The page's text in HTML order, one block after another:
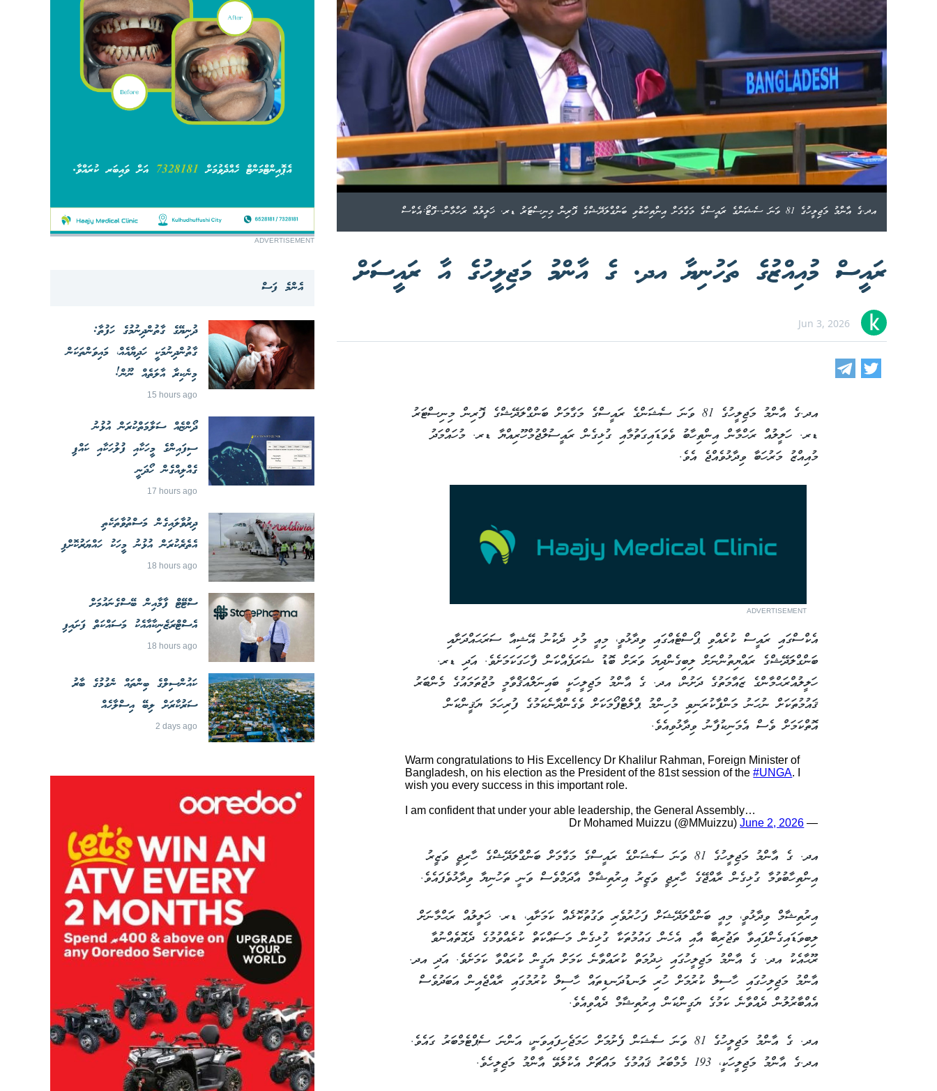
އދ.ގެ އާންމު މަޖިލީހުގެ 81 ވަނަ ސެޝަންގެ ރައީސްގެ މަގާމަށް އިންތިހާބުވި ބަންގްލަދޭޝްގެ ފޮރިން މިނިސްޓަރު ޑރ. ޚަލީލުއް ރަހްމާން--ފޮޓޯ:އެކްސް
ރައީސް މުއިއްޒުގެ ތަހުނިޔާ އދ. ގެ އާންމު މަޖިލީހުގެ އާ ރައީސަށް
Jun 3, 2026
އދ.ގެ އާންމު މަޖިލީހުގެ 81 ވަނަ ސެޝަންގެ ރައީސްގެ މަގާމަށް ބަންގްލަދޭޝްގެ ފޮރިން މިނިސްޓަރު
ޑރ. ހަލީލުއް ރަހްމާން އިންތިހާބު ވެވަޑައިގަތުމާއި ގުޅިގެން ރައީސުލްޖުމްހޫރިއްޔާ ޑރ. މުހައްމަދު
މުއިއްޒު މަރުހަބާ ވިދާޅުވެއްޖެ އެވެ.
ADVERTISEMENT
އެކްސްގައި ރައީސް ކުރެއްވި ޕޯސްޓެއްގައި ވިދާޅުވީ، މިއީ މުޅި ދެކުނު އޭޝިއާ ސަރަޙައްދަށާއި
ބަންގްލަދޭޝްގެ ރައްޔިތުންނަށް ލިބިގެންދިޔަ ވަރަށް ބޮޑު ޝަރަފެއްކަން ފާހަގަކަމަށެވެ. އަދި ޑރ.
ހަލީލުއްރަޙްމާންގެ ޒައާމަތުގެ ދަށުން، އދ. ގެ އާންމު މަޖިލީހަކީ ބައިނަލްއަޤްވާމީ މުޖުތަމައުގެ މެންބަރު
ޤައުމުތަކަށް ނުހަނު މަންފާކުރަނިވި މުހިންމު ޕްލެޓްފޯމަކަށް ވެގެންދާނެކަމުގެ ފުރިހަމަ ޔަޤީންކަން
އޮތްކަމަށް ވެސް އެމަނިކުފާނު ވިދާޅުވިއެވެ.
Warm congratulations to His Excellency Dr Khalilur Rahman, Foreign Minister of
Bangladesh, on his election as the President of the 81st session of the#UNGA. I
wish you every success in this important role.
I am confident that under your able leadership, the General Assembly…
— Dr Mohamed Muizzu (@MMuizzu)
June 2, 2026
އދ. ގެ އާންމު މަޖިލީހުގެ 81 ވަނަ ސެޝަންގެ ރައީސްގެ މަގާމަށް ބަންގްލަދޭޝްގެ ހާރިޖީ ވަޒީރު
އިންތިހާބުވުމާ ގުޅިގެން ރާއްޖޭގެ ހާރިޖީ ވަޒީރު އިރުތިޝާމް އާދަމްވެސް ވަނީ ތަހުނިޔާ ވިދާޅުވެފައެވެ.
އިރުތިޝާމް ވިދާޅުވީ، މިއީ ބަންގްލަދޭޝަށް ފަހުރުވެރި ވަގުތުކޮޅެއް ކަމަށާއި، ޑރ. ޚަލީލުއް ރަޙްމާނަށް
ލިބިވަޑައިގެންފައިވާ ތަޖުރިބާ އާއި އެހެން ގައުމުތަކާ ގުޅިގެން މަސައްކަތް ކުރެއްވުމުގެ ދެގޮތެއްނުވާ
ރޫޙާއެކު އދ. ގެ އާންމު މަޖިލީހުގައި ޚިދުމަތް ކުރައްވާނެ ކަމަށް ޔަގީން ކުރައްވާ ކަމަށެވެ. އަދި އދ.
އާންމު މަޖިލިހުގައި ހާސިލް ކުރުމަށް ހުރި ލަނޑުދަނޑިތައް ހާސިލް ކުރުމުގައި ރާއްޖެއިން އަބަދުވެސް
އެއްބާރުލުން ދެއްވާނެ ކަމުގެ ޔަގީންކަން އިރުތިޝާމް ދެއްވިއެވެ.
އދ. ގެ އާންމު މަޖިލީހުގެ 81 ވަނަ ސެޝަން ފެށުމަށް ހަމަޖެހިފައިވަނީ، އަންނަ ސެޕްޓެމްބަރު ގައެވެ.
އދ.ގެ އާންމު މަޖިލީހަކީ، 193 މެމްބަރު ޤައުމުގެ މައްޗަށް އެކުލެވޭ އާންމު މަޖިލީހެވެ.
ADVERTISEMENT
އެންމެ ފަސް
ދުނިޔޭގެ ގާތުންދިނުމުގެ ހަފުތާ:
ގާތުންދިނުމަކީ ހަދިޔާއެއް، މައިވަންތަކަން
މިނެކިރާ އާލަތެއް ނޫން!
15 hours ago
ދޯންޏެއް ސަލާމަތްކުރަން އުޅުނު
ސިފައިންގެ މީހަކާއި ފުލުހަކާއި ކައްޕި
ގެއްލިއްގެން ހޯދަނީ
17 hours ago
ދިރުވާލައިގެން މަސްތުވާތަކެތި
އެތެރެކުރަން އުޅުނު މީހަކު ހައްޔަރުކޮށްފި
18 hours ago
ސްޓޭޓް ފާމާއިން ބޭސްގެނައުމަށް
އެސްޓްރަޒެނިކާއާއެކު މަސައްކަތް ފަށައިފި
18 hours ago
ކައުންސިލްގެ ބިންތައް ނެގުމުގެ ބާރު
ސަރުކާރަށް ލިބޭ އިސްލާހެއް
2 days ago